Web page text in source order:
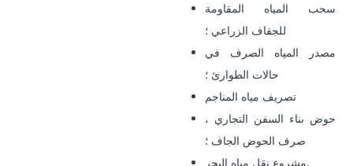
سحب المياه المقاومة
للجفاف الزراعي ؛
مصدر المياه الصرف في
حالات الطوارئ ؛
تصريف مياه المناجم
حوض بناء السفن التجاري ،
صرف الحوض الجاف ؛
مشروع نقل مياه البحر.